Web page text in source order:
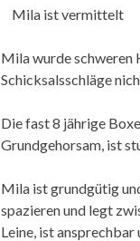
Mila ist vermittelt
Mila wurde schweren
Schicksalsschläge
Die fast 8 jährige
Grundgehorsam, ist
Mila ist grundgütig
spazieren und legt
Leine, ist